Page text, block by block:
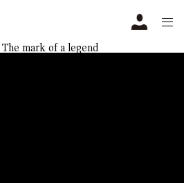
The mark of a legend